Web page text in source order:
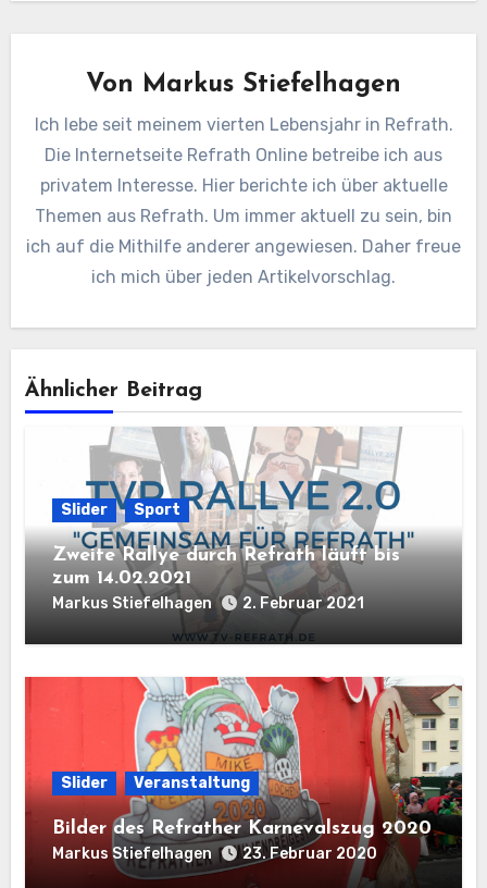
Von Markus Stiefelhagen
Ich lebe seit meinem vierten Lebensjahr in Refrath.
Die Internetseite Refrath Online betreibe ich aus
privatem Interesse. Hier berichte ich über aktuelle
Themen aus Refrath. Um immer aktuell zu sein, bin
ich auf die Mithilfe anderer angewiesen. Daher freue
ich mich über jeden Artikelvorschlag.
Ähnlicher Beitrag
Slider Sport
Zweite Rallye durch Refrath läuft bis
zum 14.02.2021
Markus Stiefelhagen 2. Februar 2021
Slider Veranstaltung
Bilder des Refrather Karnevalszug 2020
Markus Stiefelhagen 23. Februar 2020